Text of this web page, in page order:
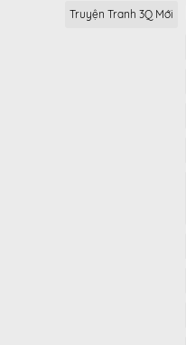
Truyện Tranh 3Q Mới